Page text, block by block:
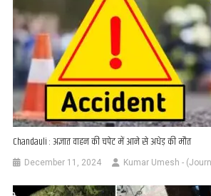
Chandauli : अज्ञात वाहन की चपेट में आने से अधेड़ की मौत
December 11, 2024 Kumar Umesh -